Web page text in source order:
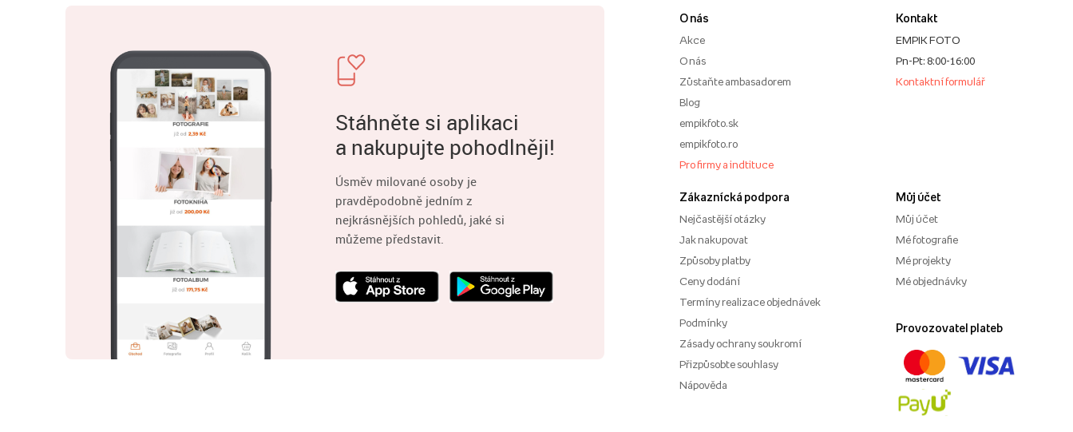
Stáhněte si aplikaci
a nakupujte pohodlněji!
Úsměv milované osoby je
pravděpodobně jedním z
nejkrásnějších pohledů, jaké si
můžeme představit.
O nás
Akce
O nás
Zůstaňte ambasadorem
Blog
empikfoto.sk
empikfoto.ro
Pro firmy a indtituce
Zákaznícká podpora
Nejčastější otázky
Jak nakupovat
Způsoby platby
Ceny dodání
Termíny realizace objednávek
Podmínky
Zásady ochrany soukromí
Přizpůsobte souhlasy
Nápověda
Kontakt
EMPIK FOTO
Pn-Pt: 8:00-16:00
Kontaktní formulář
Můj účet
Můj účet
Mé fotografie
Mé projekty
Mé objednávky
Provozovatel plateb